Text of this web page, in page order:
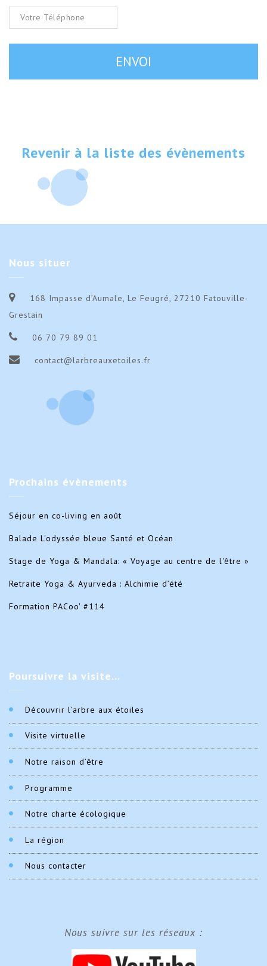
Revenir à la liste des évènements
Nous situer
168 Impasse d’Aumale, Le Feugré, 27210 Fatouville-
Grestain
06 70 79 89 01
contact@larbreauxetoiles.fr
Prochains évènements
Séjour en co-living en août
Balade L'odyssée bleue Santé et Océan
Stage de Yoga & Mandala: « Voyage au centre de l'être »
Retraite Yoga & Ayurveda : Alchimie d’été
Formation PACoo' #114
Poursuivre la visite…
Découvrir l’arbre aux étoiles
Visite virtuelle
Notre raison d’être
Programme
Notre charte écologique
La région
Nous contacter
Nous suivre sur les réseaux :